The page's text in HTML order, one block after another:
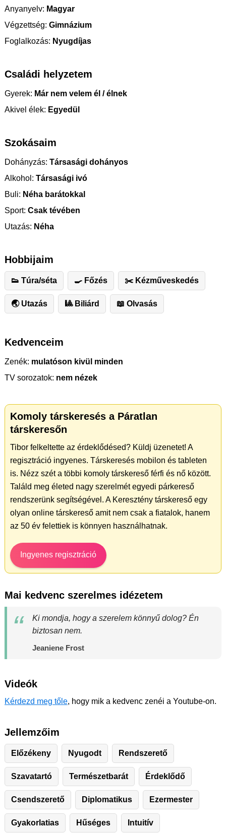
Anyanyelv: Magyar
Végzettség: Gimnázium
Foglalkozás: Nyugdíjas
Családi helyzetem
Gyerek: Már nem velem él / élnek
Akivel élek: Egyedül
Szokásaim
Dohányzás: Társasági dohányos
Alkohol: Társasági ivó
Buli: Néha barátokkal
Sport: Csak tévében
Utazás: Néha
Hobbijaim
👟 Túra/séta 🍳 Főzés ✂️ ️Kézműveskedés
🌏 Utazás 🎱 Biliárd 📖 Olvasás
Kedvenceim
Zenék: mulatóson kivül minden
TV sorozatok: nem nézek
Komoly társkeresés a Páratlan
társkeresőn
Tibor felkeltette az érdeklődésed? Küldj üzenetet! A
regisztráció ingyenes. Társkeresés mobilon és tableten
is. Nézz szét a többi komoly társkereső férfi és nő között.
Találd meg életed nagy szerelmét egyedi párkereső
rendszerünk segítségével. A Keresztény társkereső egy
olyan online társkereső amit nem csak a fiatalok, hanem
az 50 év felettiek is könnyen használhatnak.
Ingyenes regisztráció
Mai kedvenc szerelmes idézetem
Ki mondja, hogy a szerelem könnyű dolog? Én
biztosan nem.
Jeaniene Frost
Videók
Kérdezd meg tőle, hogy mik a kedvenc zenéi a Youtube-on.
Jellemzőim
Előzékeny Nyugodt Rendszerető
Szavatartó Természetbarát Érdeklődő
Csendszerető Diplomatikus Ezermester
Gyakorlatias Hűséges Intuitív